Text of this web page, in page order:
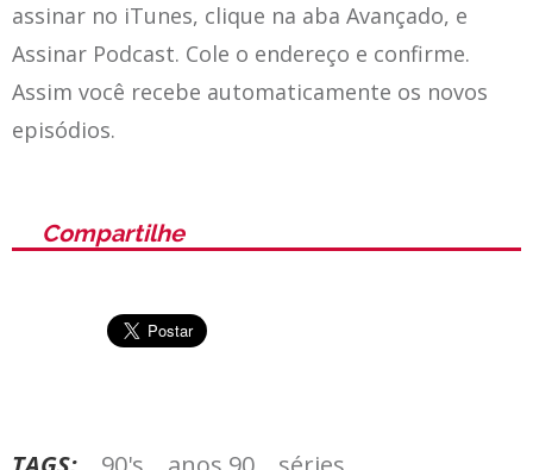
assinar no iTunes, clique na aba Avançado, e
Assinar Podcast. Cole o endereço e confirme.
Assim você recebe automaticamente os novos
episódios.
Compartilhe